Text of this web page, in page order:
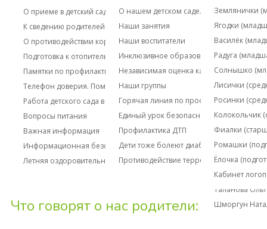
9. Финансово-хозяйственная деятельность
10. Вакантные места для приема (перевода)
11. Стипендии и меры поддержки обучающихся
12. Международное сотрудничество
13. Организация питания в образовательной
14. Образовательные стандарты и требования
О приеме в детский сад
К сведению родителей
О противодействии коррупции
Подготовка к отопительному сезону 2025 - 2026 год
Памятки по профилактике коронавируса
Телефон доверия. Помощь детям.
Работа детского сада в режиме свободного посещения
Вопросы питания
Важная информация
О нашем детском саде...
Наши занятия
Наши воспитатели
Бабочкина
Бережная
Бубнова
Булатова
Жучкова
Иванова
Казнина
Киселева
Корнеева
Лежачева
Очеретная
Созина Анна
Таланова
Шморгун
Инклюзивное образование
Независимая оценка качества
Наши группы
Землянички
Ягодки
Василёк
Радуга
Солнышко
Лисички
Росинки
Колокольчик
Фиалки
Ромашки
Ёлочка
Кабинет
Горячая линия по профилактике
Единый урок безопасности
Профилактика ДТП
Дети тоже болеют диабетом
Противодействие терроризму и
Информационная безопасность
Летняя оздоровительная работа
Карта сайта
Ёлочка
(подготовительная
группа)
◊ ПАСПОРТ ГРУППЫ «ЁЛОЧКИ»
Что говорят о нас родители: